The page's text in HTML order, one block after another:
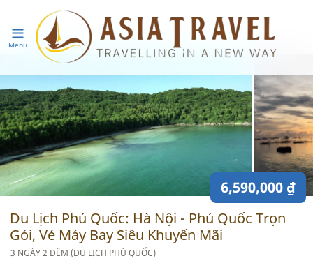
Menu
6,590,000 ₫
Du Lịch Phú Quốc: Hà Nội - Phú Quốc Trọn
Gói, Vé Máy Bay Siêu Khuyến Mãi
3 NGÀY 2 ĐÊM (DU LỊCH PHÚ QUỐC)